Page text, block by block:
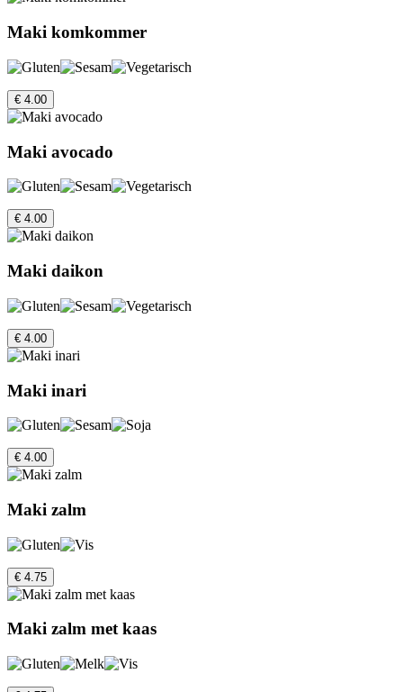
Maki komkommer
€ 4.00
Maki avocado
€ 4.00
Maki daikon
€ 4.00
Maki inari
€ 4.00
Maki zalm
€ 4.75
Maki zalm met kaas